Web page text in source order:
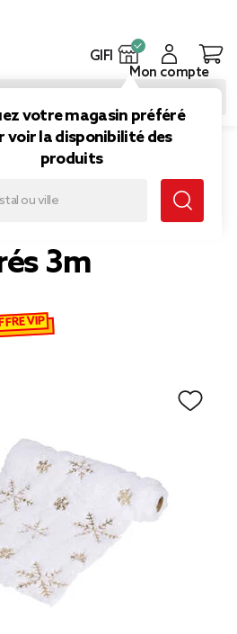
GIFI
votre magasin préféré
voir la disponibilité des
produits
Mon compte
en tissu
motifs
3m
de 4,99 € à 3,49 €
VIP